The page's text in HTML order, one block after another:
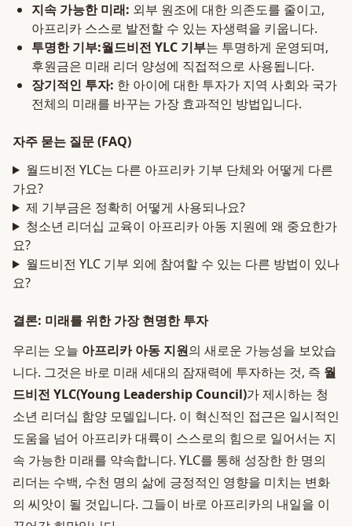
지속 가능한 미래: 외부 원조에 대한 의존도를 줄이고,
아프리카 스스로 발전할 수 있는 자생력을 키웁니다.
투명한 기부:월드비전 YLC 기부는 투명하게 운영되며,
후원금은 미래 리더 양성에 직접적으로 사용됩니다.
장기적인 투자: 한 아이에 대한 투자가 지역 사회와 국가
전체의 미래를 바꾸는 가장 효과적인 방법입니다.
자주 묻는 질문 (FAQ)
월드비전 YLC는 다른 아프리카 기부 단체와 어떻게 다른
가요?
제 기부금은 정확히 어떻게 사용되나요?
청소년 리더십 교육이 아프리카 아동 지원에 왜 중요한가
요?
월드비전 YLC 기부 외에 참여할 수 있는 다른 방법이 있나
요?
결론: 미래를 위한 가장 현명한 투자
우리는 오늘 아프리카 아동 지원의 새로운 가능성을 보았습
니다. 그것은 바로 미래 세대의 잠재력에 투자하는 것, 즉 월
드비전 YLC(Young Leadership Council)가 제시하는 청
소년 리더십 함양 모델입니다. 이 혁신적인 접근은 일시적인
도움을 넘어 아프리카 대륙이 스스로의 힘으로 일어서는 지
속 가능한 미래를 약속합니다. YLC를 통해 성장한 한 명의
리더는 수백, 수천 명의 삶에 긍정적인 영향을 미치는 변화
의 씨앗이 될 것입니다. 그들이 바로 아프리카의 내일을 이